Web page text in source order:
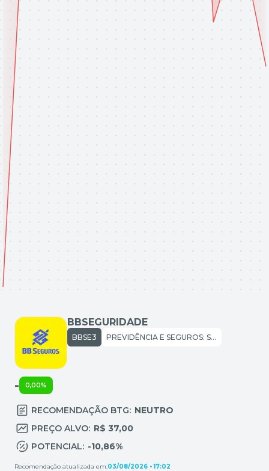
BBSEGURIDADE
BBSE3 PREVIDÊNCIA E SEGUROS: SEGURADORAS
- 0,00%
RECOMENDAÇÃO BTG: NEUTRO
PREÇO ALVO: R$ 37,00
POTENCIAL: -10,86%
Recomendação atualizada em:03/08/2026 • 17:02